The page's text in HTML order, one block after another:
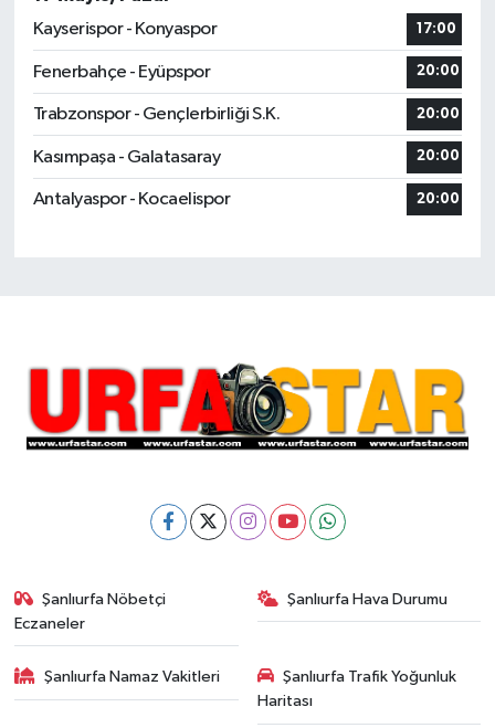
Kayserispor - Konyaspor
17:00
Fenerbahçe - Eyüpspor 20:00
Trabzonspor - Gençlerbirliği S.K. 20:00
Kasımpaşa - Galatasaray 20:00
Antalyaspor - Kocaelispor 20:00
Şanlıurfa Nöbetçi
Eczaneler
Şanlıurfa Hava Durumu
Şanlıurfa Namaz Vakitleri
Şanlıurfa Trafik Yoğunluk
Haritası